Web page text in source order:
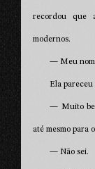
recordou que
modernos.
— Meu
Ela pareceu
— Muito
até mesmo para
— Não sei.